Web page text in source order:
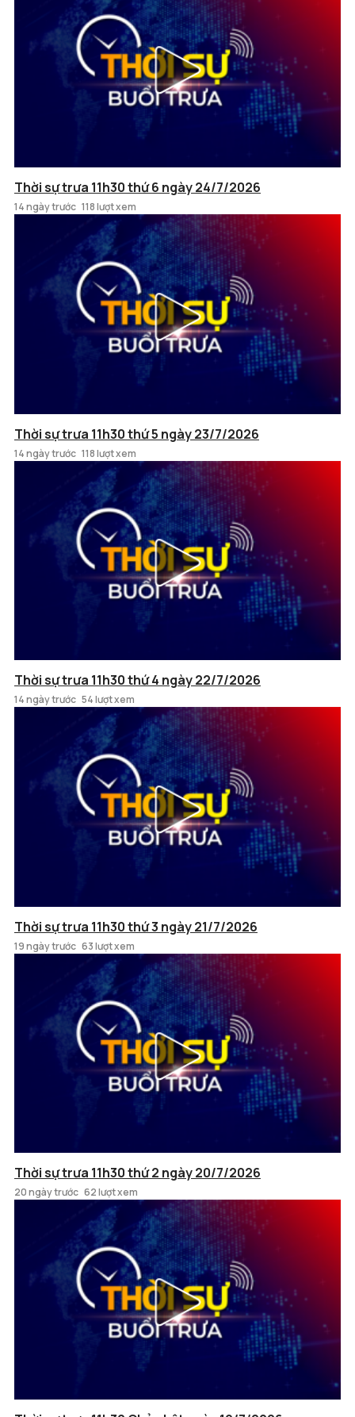
Thời sự trưa 11h30 thứ 6 ngày 24/7/2026
14 ngày trước 118 lượt xem
Thời sự trưa 11h30 thứ 5 ngày 23/7/2026
14 ngày trước 118 lượt xem
Thời sự trưa 11h30 thứ 4 ngày 22/7/2026
14 ngày trước 54 lượt xem
Thời sự trưa 11h30 thứ 3 ngày 21/7/2026
19 ngày trước 63 lượt xem
Thời sự trưa 11h30 thứ 2 ngày 20/7/2026
20 ngày trước 62 lượt xem